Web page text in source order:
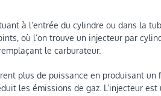
à l’entrée du cylindre ou dans la
où l’on trouve un injecteur par
le carburateur.
plus de puissance en produisant
les émissions de gaz. L’injecteur